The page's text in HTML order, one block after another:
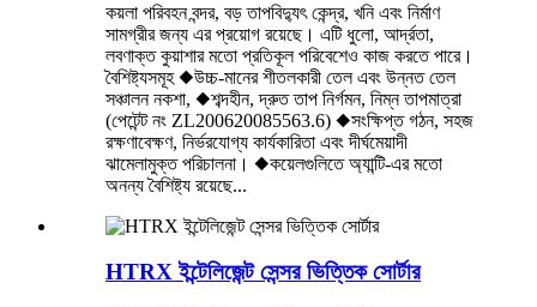
কয়লা পরিবহন বন্দর, বড় তাপবিদ্যুৎ কেন্দ্র, খনি এবং নির্মাণ
সামগ্রীর জন্য এর প্রয়োগ রয়েছে। এটি ধুলো, আর্দ্রতা,
লবণাক্ত কুয়াশার মতো প্রতিকূল পরিবেশেও কাজ করতে পারে।
বৈশিষ্ট্যসমূহ ◆উচ্চ-মানের শীতলকারী তেল এবং উন্নত তেল
সঞ্চালন নকশা, ◆শব্দহীন, দ্রুত তাপ নির্গমন, নিম্ন তাপমাত্রা
(পেটেন্ট নং ZL200620085563.6) ◆সংক্ষিপ্ত গঠন, সহজ
রক্ষণাবেক্ষণ, নির্ভরযোগ্য কার্যকারিতা এবং দীর্ঘমেয়াদী
ঝামেলামুক্ত পরিচালনা। ◆কয়েলগুলিতে অ্যান্টি-এর মতো
অনন্য বৈশিষ্ট্য রয়েছে...
HTRX ইন্টেলিজেন্ট সেন্সর ভিত্তিক সোর্টার